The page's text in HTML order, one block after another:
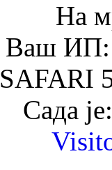
На
Ваш ИП:
SAFARI
Сада